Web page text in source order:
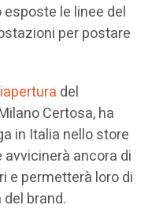
esposte le linee del
per postare
del
Certosa, ha
in Italia nello store
avvicinerà ancora di
e permetterà loro di
brand.